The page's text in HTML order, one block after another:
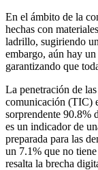
En el ámbito de la
hechas con
ladrillo, sugiriendo
embargo, aún hay
garantizando que
La penetración de
comunicación (TIC)
sorprendente 90.8%
es un indicador de
preparada para las
un 7.1% que no
resalta la brecha